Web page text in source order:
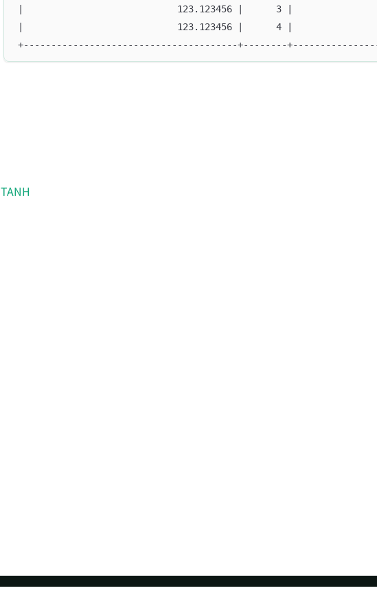
|                            123.123456 |      3 |
|                            123.123456 |      4 |
+---------------------------------------+--------
TANH